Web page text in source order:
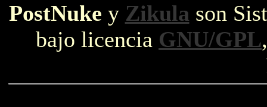
PostNuke y Zikula son
bajo licencia GNU/GPL